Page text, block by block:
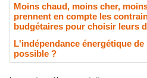
Moins chaud, moins cher,
prennent en compte les
budgétaires pour choisir leurs
L'indépendance énergétique de
possible ?